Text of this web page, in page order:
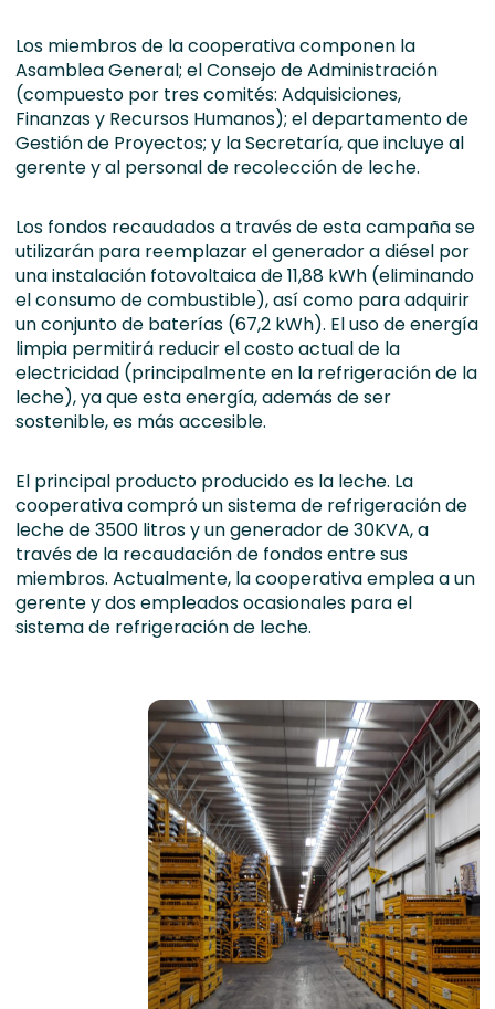
Los miembros de la cooperativa componen la
Asamblea General; el Consejo de Administración
(compuesto por tres comités: Adquisiciones,
Finanzas y Recursos Humanos); el departamento de
Gestión de Proyectos; y la Secretaría, que incluye al
gerente y al personal de recolección de leche.
Los fondos recaudados a través de esta campaña se
utilizarán para reemplazar el generador a diésel por
una instalación fotovoltaica de 11,88 kWh (eliminando
el consumo de combustible), así como para adquirir
un conjunto de baterías (67,2 kWh). El uso de energía
limpia permitirá reducir el costo actual de la
electricidad (principalmente en la refrigeración de la
leche), ya que esta energía, además de ser
sostenible, es más accesible.
El principal producto producido es la leche. La
cooperativa compró un sistema de refrigeración de
leche de 3500 litros y un generador de 30KVA, a
través de la recaudación de fondos entre sus
miembros. Actualmente, la cooperativa emplea a un
gerente y dos empleados ocasionales para el
sistema de refrigeración de leche.